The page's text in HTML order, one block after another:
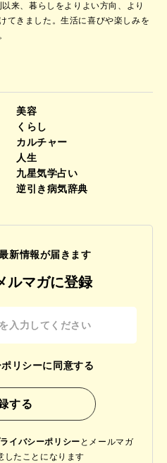
来、暮らしをよりよい方向、より
てきました。生活に喜びや楽しみを
美容
くらし
カルチャー
人生
九星気学占い
逆引き病気辞典
新情報が届きます
ルマガに登録
リシーに同意する
イバシーポリシー と メールマガ
したことになります